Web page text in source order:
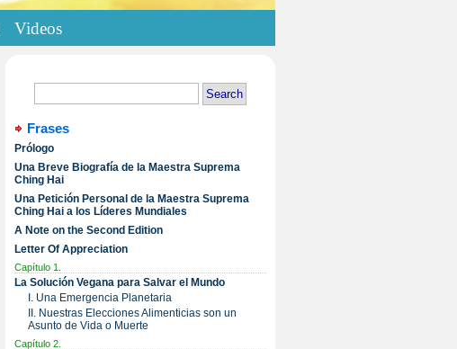
Videos
Frases
Prólogo
Una Breve Biografía de la Maestra Suprema
Ching Hai
Una Petición Personal de la Maestra Suprema
Ching Hai a los Líderes Mundiales
A Note on the Second Edition
Letter Of Appreciation
Capítulo 1.
La Solución Vegana para Salvar el Mundo
I. Una Emergencia Planetaria
II. Nuestras Elecciones Alimenticias son un
Asunto de Vida o Muerte
Capítulo 2.